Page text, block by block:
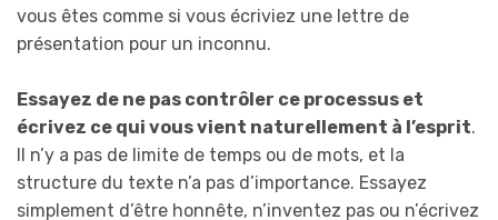
vous êtes comme si vous écriviez une lettre de
présentation pour un inconnu.
Essayez de ne pas contrôler ce processus et
écrivez ce qui vous vient naturellement à l’esprit.
Il n’y a pas de limite de temps ou de mots, et la
structure du texte n’a pas d’importance. Essayez
simplement d’être honnête, n’inventez pas ou n’écrivez